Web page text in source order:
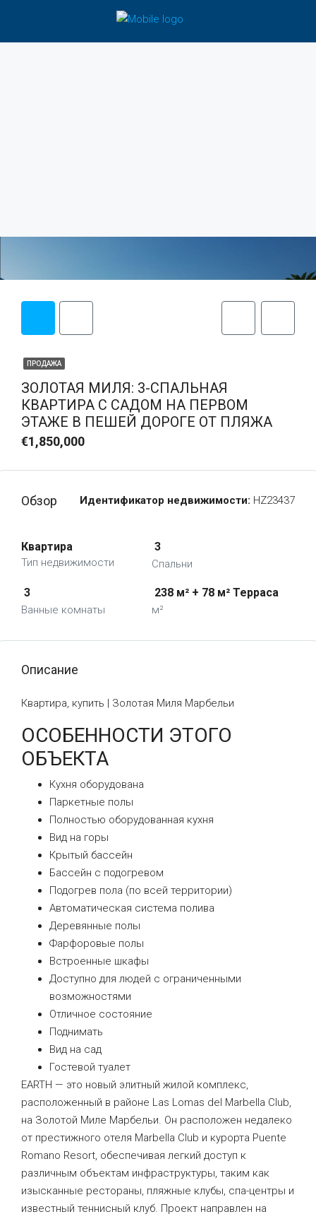
ПРОДАЖА
ЗОЛОТАЯ МИЛЯ: 3-СПАЛЬНАЯ
КВАРТИРА С САДОМ НА ПЕРВОМ
ЭТАЖЕ В ПЕШЕЙ ДОРОГЕ ОТ ПЛЯЖА
€1,850,000
Обзор Идентификатор недвижимости: HZ23437
Квартира
Тип недвижимости
3
Спальни
3
Ванные комнаты
238 м² + 78 м² Терраса
м²
Описание
Квартира, купить | Золотая Миля Марбельи
ОСОБЕННОСТИ ЭТОГО
ОБЪЕКТА
Кухня оборудована
Паркетные полы
Полностью оборудованная кухня
Вид на горы
Крытый бассейн
Бассейн с подогревом
Подогрев пола (по всей территории)
Автоматическая система полива
Деревянные полы
Фарфоровые полы
Встроенные шкафы
Доступно для людей с ограниченными
возможностями
Отличное состояние
Поднимать
Вид на сад
Гостевой туалет
EARTH — это новый элитный жилой комплекс,
расположенный в районе Las Lomas del Marbella Club,
на Золотой Миле Марбельи. Он расположен недалеко
от престижного отеля Marbella Club и курорта Puente
Romano Resort, обеспечивая легкий доступ к
различным объектам инфраструктуры, таким как
изысканные рестораны, пляжные клубы, спа-центры и
известный теннисный клуб. Проект направлен на